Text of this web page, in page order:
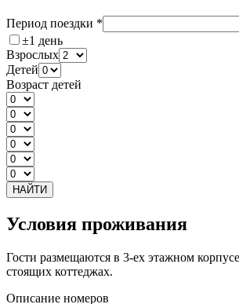
Период поездки *
±1 день
Взрослых
Детей
Возраст детей
НАЙТИ
Условия проживания
Гости размещаются в 3-ех этажном
стоящих коттеджах.
Описание номеров